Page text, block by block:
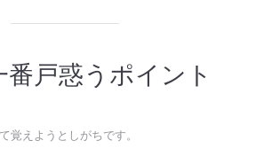
番戸惑うポイント
覚えようとしがちです。